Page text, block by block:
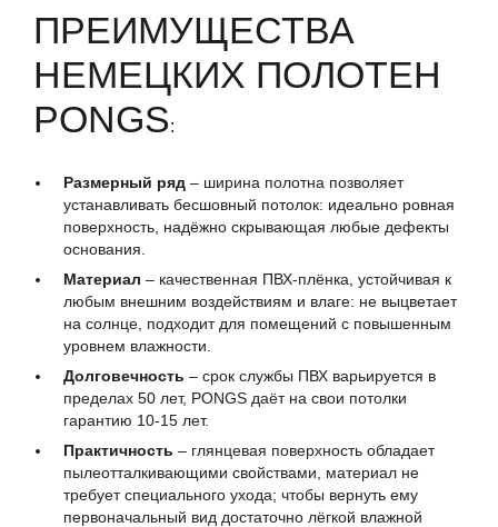
ПРЕИМУЩЕСТВА
НЕМЕЦКИХ ПОЛОТЕН
PONGS:
Размерный ряд – ширина полотна позволяет
устанавливать бесшовный потолок: идеально ровная
поверхность, надёжно скрывающая любые дефекты
основания.
Материал – качественная ПВХ-плёнка, устойчивая к
любым внешним воздействиям и влаге: не выцветает
на солнце, подходит для помещений с повышенным
уровнем влажности.
Долговечность – срок службы ПВХ варьируется в
пределах 50 лет, PONGS даёт на свои потолки
гарантию 10-15 лет.
Практичность – глянцевая поверхность обладает
пылеотталкивающими свойствами, материал не
требует специального ухода; чтобы вернуть ему
первоначальный вид достаточно лёгкой влажной